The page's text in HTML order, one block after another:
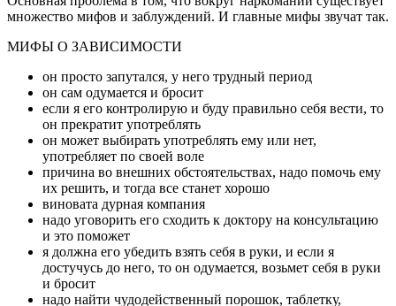
множество мифов и заблуждений. И главные мифы звучат так.
МИФЫ О ЗАВИСИМОСТИ
он просто запутался, у него трудный период
он сам одумается и бросит
если я его контролирую и буду правильно себя вести, то
он прекратит употреблять
он может выбирать употреблять ему или нет,
употребляет по своей воле
причина во внешних обстоятельствах, надо помочь ему
их решить, и тогда все станет хорошо
виновата дурная компания
надо уговорить его сходить к доктору на консультацию
и это поможет
я должна его убедить взять себя в руки, и если я
достучусь до него, то он одумается, возьмет себя в руки
и бросит
надо найти чудодейственный порошок, таблетку,